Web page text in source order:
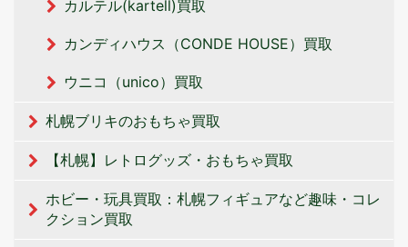
カルテル(kartell)買取
カンディハウス（CONDE HOUSE）買取
ウニコ（unico）買取
札幌ブリキのおもちゃ買取
【札幌】レトログッズ・おもちゃ買取
ホビー・玩具買取：札幌フィギュアなど趣味・コレ
クション買取